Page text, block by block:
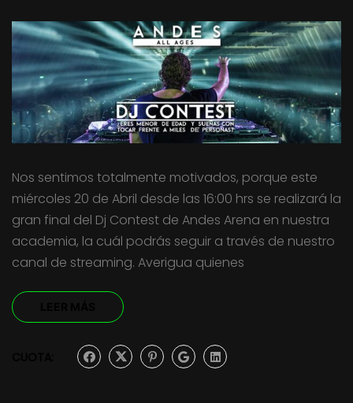
Nos sentimos totalmente motivados, porque este
miércoles 20 de Abril desde las 16:00 hrs se realizará la
gran final del Dj Contest de Andes Arena en nuestra
academia, la cuál podrás seguir a través de nuestro
canal de streaming. Averigua quienes